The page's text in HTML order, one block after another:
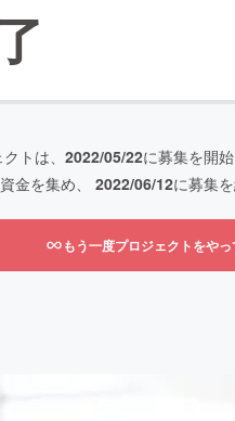
トは、 2022/05/22に募集を開始
金を集め、 2022/06/12に募集
もう一度プロジェクトをや